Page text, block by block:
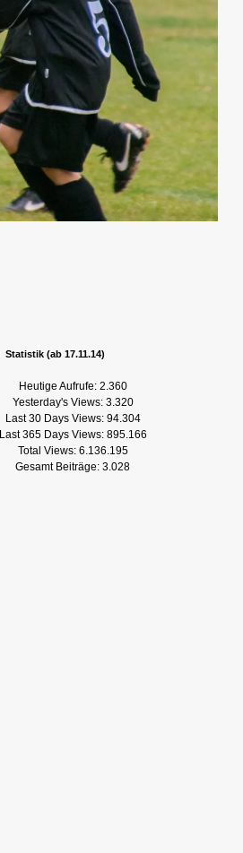
Statistik (ab 17.11.14)
Heutige Aufrufe: 2.360
Yesterday's Views: 3.320
Last 30 Days Views: 94.304
Last 365 Days Views: 895.166
Total Views: 6.136.195
Gesamt Beiträge: 3.028